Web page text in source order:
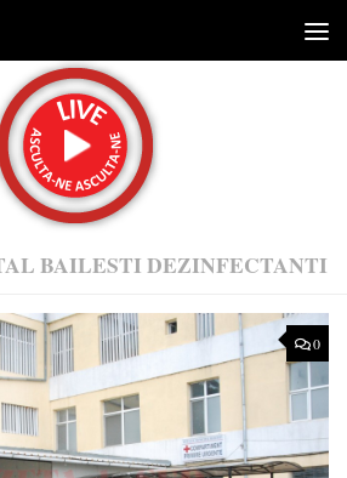
BAILESTI DEZINFECTANTI
0